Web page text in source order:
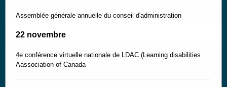
Assemblée générale annuelle du conseil d'administration
22 novembre
4e conférence virtuelle nationale de LDAC (Learning disabilities
Aassociation of Canada